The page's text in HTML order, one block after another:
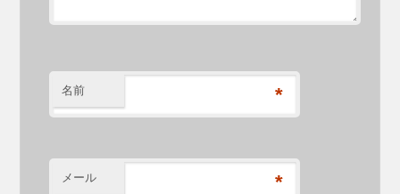
名前 *
メール *